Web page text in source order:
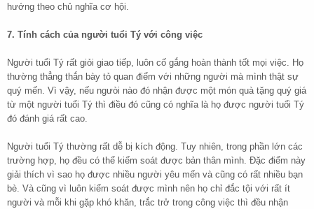
hướng theo chủ nghĩa cơ hội.
7. Tính cách của người tuổi Tý với công việc
Người tuổi Tý rất giỏi giao tiếp, luôn cố gắng hoàn thành tốt mọi việc. Họ
thường thẳng thắn bày tỏ quan điểm với những người mà mình thật sự
quý mến. Vì vậy, nếu ngưòi nào đó nhận được một món quà tặng quý giá
từ một người tuổi Tý thì điều đó cũng có nghĩa là họ được người tuổi Tý
đó đánh giá rất cao.
Người tuổi Tý thường rất dễ bị kích động. Tuy nhiên, trong phần lớn các
trường hợp, họ đều có thể kiếm soát được bản thân mình. Đặc điểm này
giải thích vì sao họ được nhiều người yêu mến và cũng có rất nhiều bạn
bè. Và cũng vì luôn kiểm soát được mình nên họ chỉ đắc tội với rất ít
người và mỗi khi gặp khó khăn, trắc trở trong công việc thì đều nhận